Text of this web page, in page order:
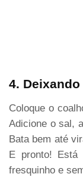
4.
Coloque o
Adicione o sal,
Bata bem até
E pronto!
fresquinho e